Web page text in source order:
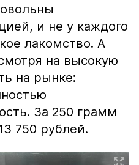
и не у каждого
лакомство. А
на высокую
на рынке:
За 250 грамм
750 рублей.